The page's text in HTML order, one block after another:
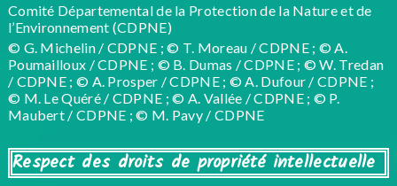
Comité Départemental de la Protection de la Nature et de
l’Environnement (CDPNE)
© G. Michelin / CDPNE ; © T. Moreau / CDPNE ; © A.
Poumailloux / CDPNE ; © B. Dumas / CDPNE ; © W. Tredan
/ CDPNE ; © A. Prosper / CDPNE ; © A. Dufour / CDPNE ;
© M. Le Quéré / CDPNE ; © A. Vallée / CDPNE ; © P.
Maubert / CDPNE ; © M. Pavy / CDPNE
Respect des droits de propriété intellectuelle